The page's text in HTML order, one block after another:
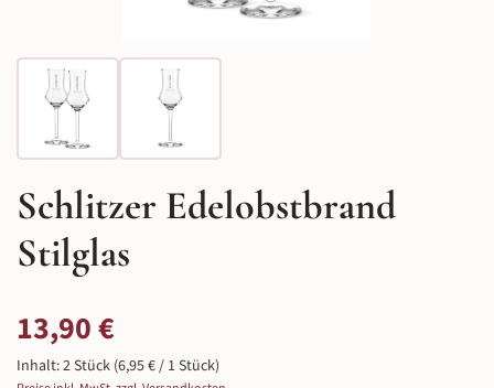
Schlitzer Edelobstbrand
Stilglas
Regulärer Preis:
13,90 €
Inhalt:2 Stück (6,95 € / 1 Stück)